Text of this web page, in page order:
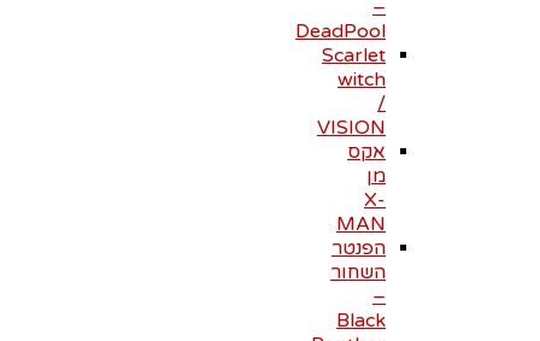
–
DeadPool
Scarlet
witch
/
VISION
אקס
מן
X-
MAN
הפנטר
השחור
–
Black